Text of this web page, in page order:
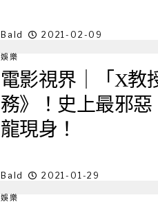
Bald 2021-02-09
娛樂
電影視界｜「X教
務》！史上最邪
龍現身！
Bald 2021-01-29
娛樂